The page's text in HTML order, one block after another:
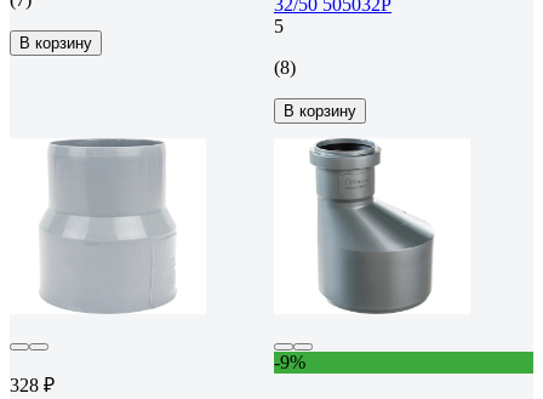
В корзину
5
(8)
В корзину
328 ₽
-9%